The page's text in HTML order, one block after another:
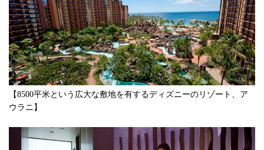
【8500平米という広大な敷地を有するディズニーのリゾート、ア
ウラニ】